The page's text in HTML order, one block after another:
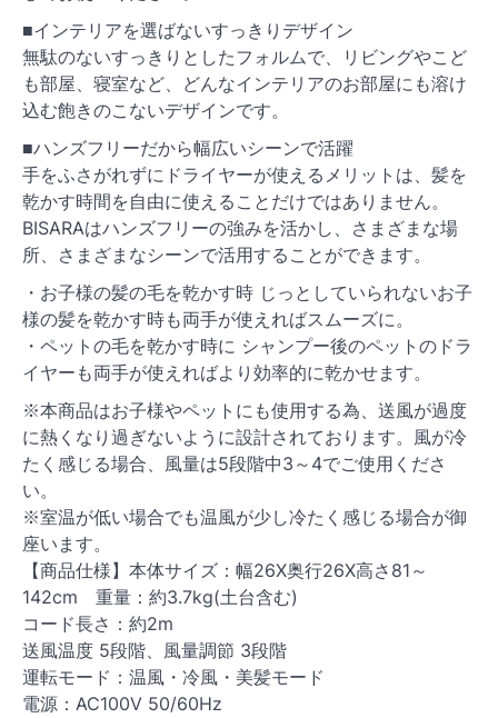
■インテリアを選ばないすっきりデザイン
無駄のないすっきりとしたフォルムで、リビングやこど
も部屋、寝室など、どんなインテリアのお部屋にも溶け
込む飽きのこないデザインです。
■ハンズフリーだから幅広いシーンで活躍
手をふさがれずにドライヤーが使えるメリットは、髪を
乾かす時間を自由に使えることだけではありません。
BISARAはハンズフリーの強みを活かし、さまざまな場
所、さまざまなシーンで活用することができます。
・お子様の髪の毛を乾かす時 じっとしていられないお子
様の髪を乾かす時も両手が使えればスムーズに。
・ペットの毛を乾かす時に シャンプー後のペットのドラ
イヤーも両手が使えればより効率的に乾かせます。
※本商品はお子様やペットにも使用する為、送風が過度
に熱くなり過ぎないように設計されております。風が冷
たく感じる場合、風量は5段階中3～4でご使用くださ
い。
※室温が低い場合でも温風が少し冷たく感じる場合が御
座います。
【商品仕様】本体サイズ：幅26X奥行26X高さ81～
142cm 重量：約3.7kg(土台含む)
コード長さ：約2m
送風温度 5段階、風量調節 3段階
運転モード：温風・冷風・美髪モード
電源：AC100V 50/60Hz